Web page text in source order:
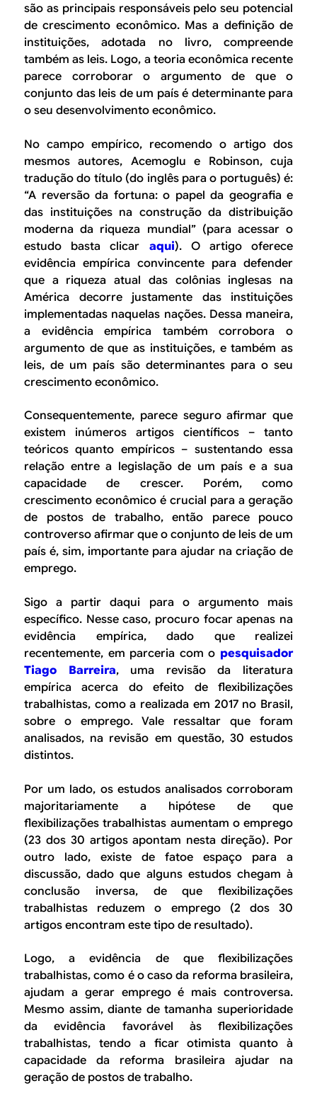
são as principais responsáveis pelo seu potencial
de crescimento econômico. Mas a definição de
instituições, adotada no livro, compreende
também as leis. Logo, a teoria econômica recente
parece corroborar o argumento de que o
conjunto das leis de um país é determinante para
o seu desenvolvimento econômico.
No campo empírico, recomendo o artigo dos
mesmos autores, Acemoglu e Robinson, cuja
tradução do título (do inglês para o português) é:
“A reversão da fortuna: o papel da geografia e
das instituições na construção da distribuição
moderna da riqueza mundial” (para acessar o
estudo basta clicar aqui). O artigo oferece
evidência empírica convincente para defender
que a riqueza atual das colônias inglesas na
América decorre justamente das instituições
implementadas naquelas nações. Dessa maneira,
a evidência empírica também corrobora o
argumento de que as instituições, e também as
leis, de um país são determinantes para o seu
crescimento econômico.
Consequentemente, parece seguro afirmar que
existem inúmeros artigos científicos – tanto
teóricos quanto empíricos – sustentando essa
relação entre a legislação de um país e a sua
capacidade de crescer. Porém, como
crescimento econômico é crucial para a geração
de postos de trabalho, então parece pouco
controverso afirmar que o conjunto de leis de um
país é, sim, importante para ajudar na criação de
emprego.
Sigo a partir daqui para o argumento mais
específico. Nesse caso, procuro focar apenas na
evidência empírica, dado que realizei
recentemente, em parceria com o pesquisador
Tiago Barreira, uma revisão da literatura
empírica acerca do efeito de flexibilizações
trabalhistas, como a realizada em 2017 no Brasil,
sobre o emprego. Vale ressaltar que foram
analisados, na revisão em questão, 30 estudos
distintos.
Por um lado, os estudos analisados corroboram
majoritariamente a hipótese de que
flexibilizações trabalhistas aumentam o emprego
(23 dos 30 artigos apontam nesta direção). Por
outro lado, existe de fatoe espaço para a
discussão, dado que alguns estudos chegam à
conclusão inversa, de que flexibilizações
trabalhistas reduzem o emprego (2 dos 30
artigos encontram este tipo de resultado).
Logo, a evidência de que flexibilizações
trabalhistas, como é o caso da reforma brasileira,
ajudam a gerar emprego é mais controversa.
Mesmo assim, diante de tamanha superioridade
da evidência favorável às flexibilizações
trabalhistas, tendo a ficar otimista quanto à
capacidade da reforma brasileira ajudar na
geração de postos de trabalho.